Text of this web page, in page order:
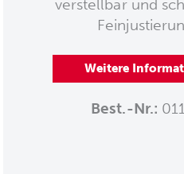
verstellbar und
Weitere
Best.-Nr.: